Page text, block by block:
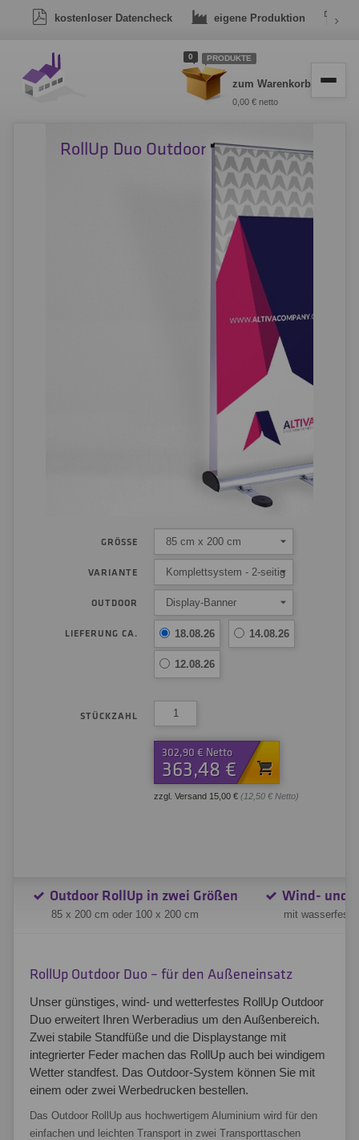
kostenloser Datencheck eigene Produktion ›
0 PRODUKTE
zum Warenkorb
0,00 € netto
RollUp Duo Outdoor
GRÖSSE 85 cm x 200 cm
VARIANTE Komplettsystem - 2-seitig
OUTDOOR Display-Banner
LIEFERUNG CA. 18.08.26 14.08.26
12.08.26
STÜCKZAHL
302,90 € Netto
363,48 €
zzgl. Versand 15,00 € (12,50 € Netto)
Outdoor RollUp in zwei Größen
85 x 200 cm oder 100 x 200 cm
Wind- und
mit
RollUp Outdoor Duo – für den Außeneinsatz
Unser günstiges, wind- und wetterfestes RollUp Outdoor
Duo erweitert Ihren Werberadius um den Außenbereich.
Zwei stabile Standfüße und die Displaystange mit
integrierter Feder machen das RollUp auch bei windigem
Wetter standfest. Das Outdoor-System können Sie mit
einem oder zwei Werbedrucken bestellen.
Das Outdoor RollUp aus hochwertigem Aluminium wird für den
einfachen und leichten Transport in zwei Transporttaschen